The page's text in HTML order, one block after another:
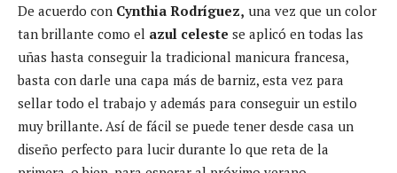
De acuerdo con Cynthia Rodríguez, una vez que un color
tan brillante como el azul celeste se aplicó en todas las
uñas hasta conseguir la tradicional manicura francesa,
basta con darle una capa más de barniz, esta vez para
sellar todo el trabajo y además para conseguir un estilo
muy brillante. Así de fácil se puede tener desde casa un
diseño perfecto para lucir durante lo que reta de la